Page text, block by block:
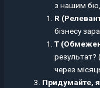
з нашим
R
бізнесу
T
результат?
через
Придумайте,